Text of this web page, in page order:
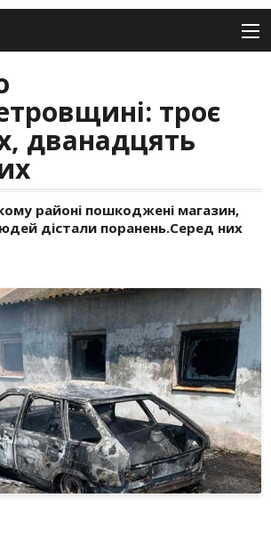
троє
дванадцять
районі пошкоджені магазин,
дістали поранень.Серед них